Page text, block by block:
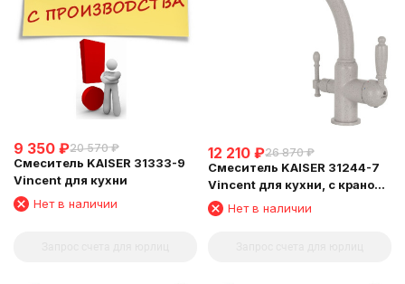
9 350 ₽20 570 ₽
Смеситель KAISER 31333-9
Vincent для кухни
Нет в наличии
12 210 ₽26 870 ₽
Смеситель KAISER 31244-7
Vincent для кухни, с краном
для питьевой воды,
бежевый мрамор
Нет в наличии